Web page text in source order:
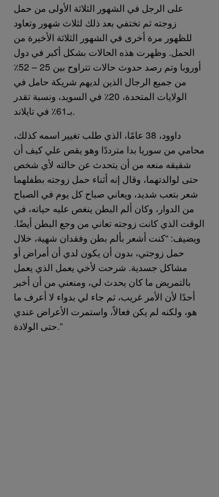
على الرجل في الشهور الثلاثة الأولى من حمل
زوجته ثم تختفي بعد ذلك لثلاث شهور وتعاود
للظهور مرة أخرى في الشهور الثلاثة الأخيرة من
الحمل. وظهرت هذه الحالات بشكل أكبر في دول
أوروبا وتم رصد حدوث حالات تتراوح بين 25 – 52٪
من جميع الرجال الذين لديهم شريكة حامل في
الولايات المتحدة، 20٪ في السويد، ونسبة تقدر
بـ61٪ في تايلاند.
داوود، 38 عامًا، الذي طلب تغيير اسمه كذلك،
محامي من سوريا بدا مترددًا وهو يقص علي كيف أن
شقيقه منعه من أن يتحدث عن حالته لأي شخص
حتى لوالدتهما، وقال إنه أثناء حمل زوجته بطفلهما
شعر بتعب شديد، ويعاني صباح كل يوم في الصباح
من الدوار، وكان ألم البطن ينغص عليه حياته، في
الوقت الذي كانت زوجته تعاني من وجع البطن أيضًا.
ويضيف: “كنت أشعر بألم بطن وفقدان شهية، خلال
حمل زوجتي، بدون أن يكون لدي أن أمراض أو
مشاكل جسدية. شرحت لأخي يعمل الذي يعمل
بالتمريض ما كان يحدث لي، ومنعني من أن أخبر
أحدًا لأن الأمر غريب، ثم جاء لي بدواء لا أعرف ما
هو، ولكنه لم يكن فعالاً، واستمرت الأعراض عندي
حتى الولادة.”